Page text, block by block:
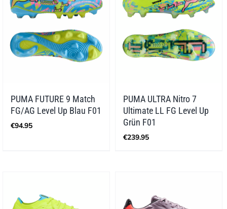
PUMA FUTURE 9 Match
FG/AG Level Up Blau F01
€94.95
PUMA ULTRA Nitro 7
Ultimate LL FG Level Up
Grün F01
€239.95